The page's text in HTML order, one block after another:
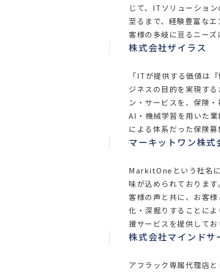
じて、ITソリューショ
至るまで、経験豊富な
客様の多岐に亘るニー
株式会社ザイラス
「ITが提供する価値は
ジネスの目的を実現す
ン・サービスを、保険
AI・機械学習を用いた
による体系だった保険
マーキットワン株式
MarkitOneという社名
味が込められておりま
客様の声と共に、お客
化・深掘りすることに
援サービスを提供してお
株式会社マインドサ
アフラック専属代理店